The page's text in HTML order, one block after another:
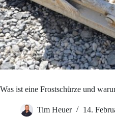
Was ist eine Frostschürze und
Tim Heuer 14.